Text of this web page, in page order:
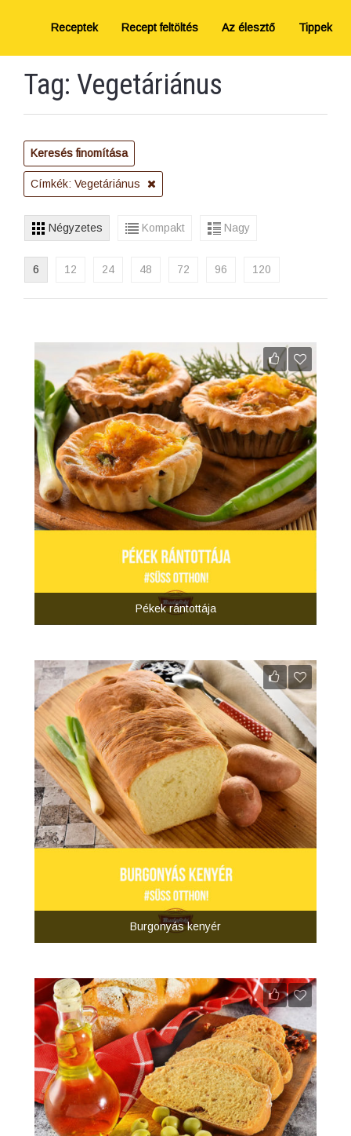
Receptek Recept feltöltés Az élesztő Tippek
Tag: Vegetáriánus
Keresés finomítása
Címkék: Vegetáriánus
Négyzetes Kompakt Nagy
6 12 24 48 72 96 120
Pékek rántottája
Burgonyás kenyér